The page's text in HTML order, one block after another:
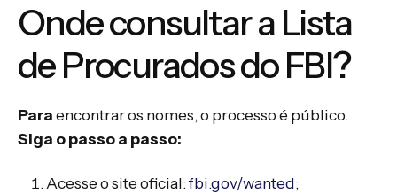
Onde consultar a Lista
de Procurados do FBI?
Paraencontrar os nomes, o processo é público.
Siga o passo a passo:
Acesse o site oficial:fbi.gov/wanted;